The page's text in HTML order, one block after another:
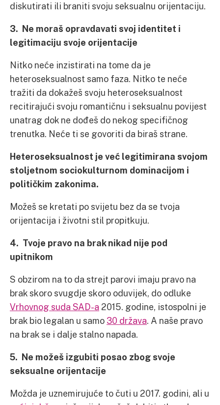
diskutirati ili braniti svoju seksualnu orijentaciju.
3. Ne moraš opravdavati svoj identitet i
legitimaciju svoje orijentacije
Nitko neće inzistirati na tome da je
heteroseksualnost samo faza. Nitko te neće
tražiti da dokažeš svoju heteroseksualnost
recitirajući svoju romantičnu i seksualnu povijest
unatrag dok ne dođeš do nekog specifičnog
trenutka. Neće ti se govoriti da biraš strane.
Heteroseksualnost je već legitimirana svojom
stoljetnom sociokulturnom dominacijom i
političkim zakonima.
Možeš se kretati po svijetu bez da se tvoja
orijentacija i životni stil propitkuju.
4. Tvoje pravo na brak nikad nije pod
upitnikom
S obzirom na to da strejt parovi imaju pravo na
brak skoro svugdje skoro oduvijek, do odluke
Vrhovnog suda SAD-a 2015. godine, istospolni je
brak bio legalan u samo 30 država. A naše pravo
na brak se i dalje stalno napada.
5. Ne možeš izgubiti posao zbog svoje
seksualne orijentacije
Možda je uznemirujuće to čuti u 2017. godini, ali u